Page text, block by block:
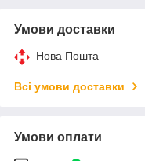
Умови доставки
Нова Пошта
Всі умови доставки
Умови оплати